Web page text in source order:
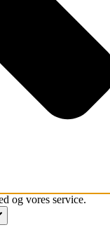
og vores service.